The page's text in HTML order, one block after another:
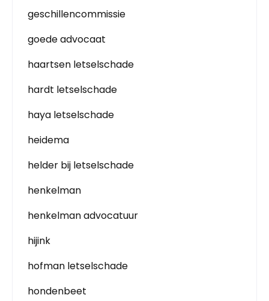
geschillencommissie
goede advocaat
haartsen letselschade
hardt letselschade
haya letselschade
heidema
helder bij letselschade
henkelman
henkelman advocatuur
hijink
hofman letselschade
hondenbeet